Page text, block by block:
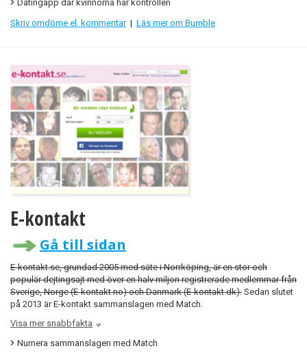
Datingapp där kvinnorna har kontrollen
Skriv omdöme el. kommentar | Läs mer om Bumble
E-kontakt
Gå till sidan
E-kontakt.se, grundad 2005 med säte i Norrköping, är en stor och
populär dejtingsajt med över en halv miljon registrerade medlemmar från
Sverige, Norge (E-kontakt.no) och Danmark (E-kontakt.dk). Sedan slutet
på 2013 är E-kontakt sammanslagen med Match.
Visa mer snabbfakta
Numera sammanslagen med Match